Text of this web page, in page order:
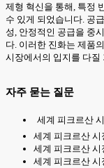
제형 혁신을 통해, 특정
수 있게 되었습니다. 공
성, 안정적인 공급을 중
다. 이러한 진화는 제품
시장에서의 입지를 다질
자주 묻는 질문
세계 피크르산
세계 피크르산
세계 피크르산
세계 피크르산